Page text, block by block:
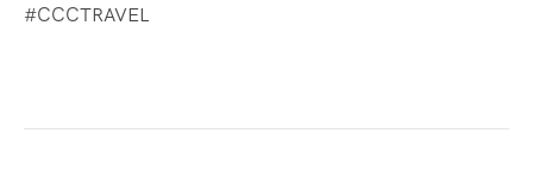
#CCCTRAVEL